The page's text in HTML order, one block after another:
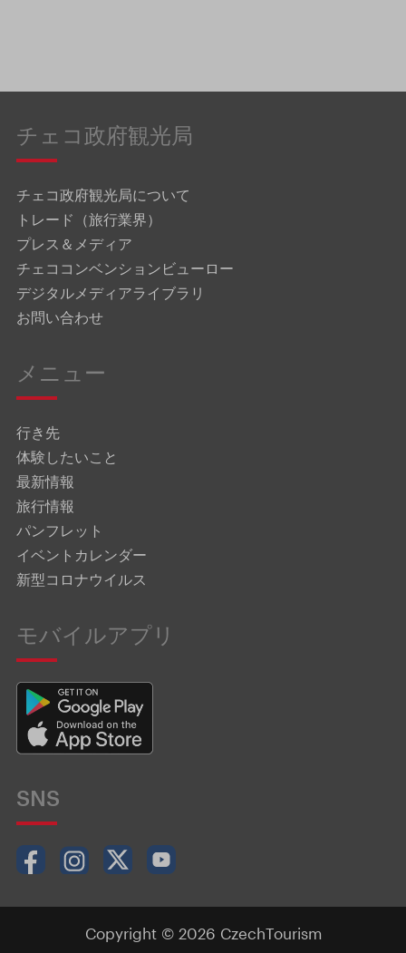
チェコ政府観光局
チェコ政府観光局について
トレード（旅行業界）
プレス＆メディア
チェココンベンションビューロー
デジタルメディアライブラリ
お問い合わせ
メニュー
行き先
体験したいこと
最新情報
旅行情報
パンフレット
イベントカレンダー
新型コロナウイルス
モバイルアプリ
SNS
Copyright © 2026 CzechTourism